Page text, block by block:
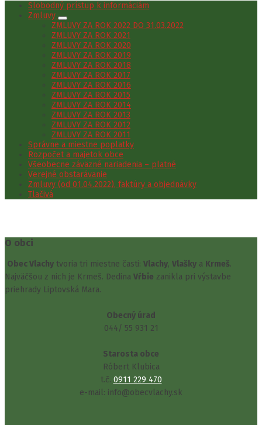
Slobodný prístup k informáciám
Zmluvy
ZMLUVY ZA ROK 2022 DO 31.03.2022
ZMLUVY ZA ROK 2021
ZMLUVY ZA ROK 2020
ZMLUVY ZA ROK 2019
ZMLUVY ZA ROK 2018
ZMLUVY ZA ROK 2017
ZMLUVY ZA ROK 2016
ZMLUVY ZA ROK 2015
ZMLUVY ZA ROK 2014
ZMLUVY ZA ROK 2013
ZMLUVY ZA ROK 2012
ZMLUVY ZA ROK 2011
Správne a miestne poplatky
Rozpočet a majetok obce
Všeobecne záväzné nariadenia – platné
Verejné obstarávanie
Zmluvy (od 01.04.2022), faktúry a objednávky
Tlačivá
O obci
Obec Vlachy tvoria tri miestne časti: Vlachy, Vlašky a Krmeš.
Najväčšou z nich je Krmeš. Dedina Vŕbie zanikla pri výstavbe
priehrady Liptovská Mara.
Obecný úrad
044/ 55 931 21
Starosta obce
Róbert Klubica
t.č. 0911 229 470
e-mail: info@obecvlachy.sk